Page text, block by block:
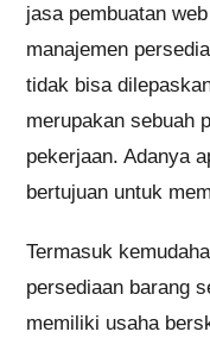
jasa pembuatan
manajemen
tidak bisa
merupakan sebuah
pekerjaan. Adanya
bertujuan untuk
Termasuk
persediaan barang
memiliki usaha